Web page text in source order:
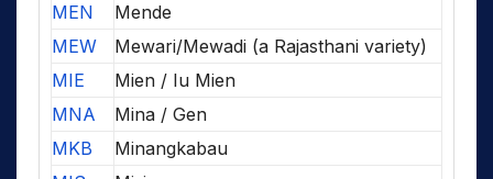
MEN
Mende
MEW
Mewari/Mewadi (a Rajasthani variety)
MIE
Mien / Iu Mien
MNA
Mina / Gen
MKB
Minangkabau